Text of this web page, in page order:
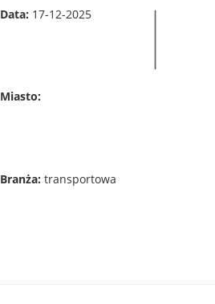
Data: 17-12-2025
Miasto:
Branża: transportowa